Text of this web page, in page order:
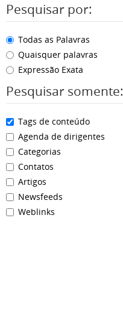
Pesquisar por:
Todas as Palavras
Quaisquer palavras
Expressão Exata
Pesquisar somente:
Tags de conteúdo
Agenda de dirigentes
Categorias
Contatos
Artigos
Newsfeeds
Weblinks